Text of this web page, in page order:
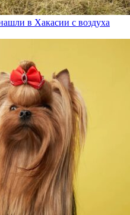
в Хакасии с воздуха